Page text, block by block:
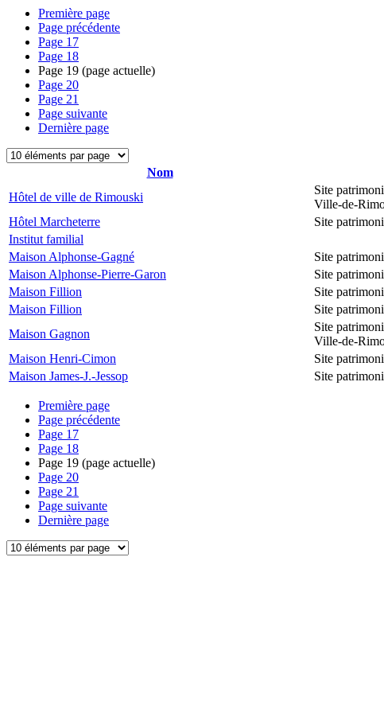
Première page
Page précédente
Page 17
Page 18
Page 19 (page actuelle)
Page 20
Page 21
Page suivante
Dernière page
Nom
Hôtel de ville de Rimouski
Site
Ville-de-
Hôtel Marcheterre
Site
Institut familial
Maison Alphonse-Gagné
Site
Maison Alphonse-Pierre-Garon
Site
Maison Fillion
Site
Maison Fillion
Site
Maison Gagnon
Site
Ville-de-
Maison Henri-Cimon
Site
Maison James-J.-Jessop
Site
Première page
Page précédente
Page 17
Page 18
Page 19 (page actuelle)
Page 20
Page 21
Page suivante
Dernière page